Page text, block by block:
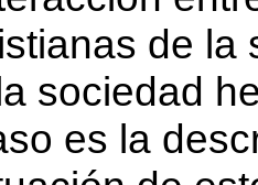
de la
sociedad
es la